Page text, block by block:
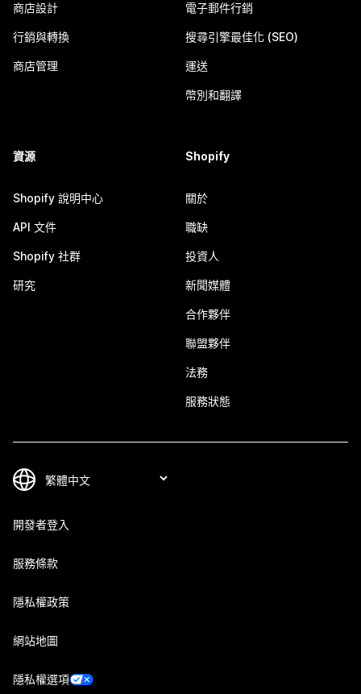
商店設計
行銷與轉換
商店管理
電子郵件行銷
搜尋引擎最佳化 (SEO)
運送
幣別和翻譯
資源
Shopify 說明中心
API 文件
Shopify 社群
研究
Shopify
關於
職缺
投資人
新聞媒體
合作夥伴
聯盟夥伴
法務
服務狀態
開發者登入
服務條款
隱私權政策
網站地圖
隱私權選項